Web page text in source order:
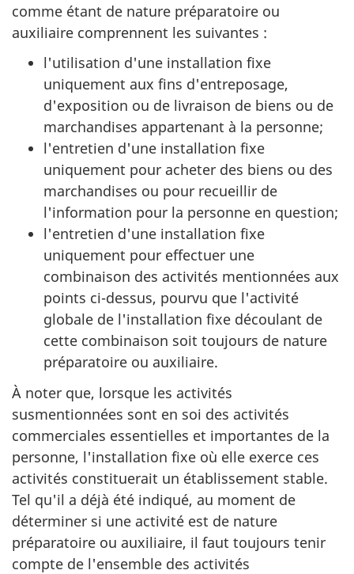
comme étant de nature préparatoire ou
auxiliaire comprennent les suivantes :
l'utilisation d'une installation fixe
uniquement aux fins d'entreposage,
d'exposition ou de livraison de biens ou de
marchandises appartenant à la personne;
l'entretien d'une installation fixe
uniquement pour acheter des biens ou des
marchandises ou pour recueillir de
l'information pour la personne en question;
l'entretien d'une installation fixe
uniquement pour effectuer une
combinaison des activités mentionnées aux
points ci-dessus, pourvu que l'activité
globale de l'installation fixe découlant de
cette combinaison soit toujours de nature
préparatoire ou auxiliaire.
À noter que, lorsque les activités
susmentionnées sont en soi des activités
commerciales essentielles et importantes de la
personne, l'installation fixe où elle exerce ces
activités constituerait un établissement stable.
Tel qu'il a déjà été indiqué, au moment de
déterminer si une activité est de nature
préparatoire ou auxiliaire, il faut toujours tenir
compte de l'ensemble des activités